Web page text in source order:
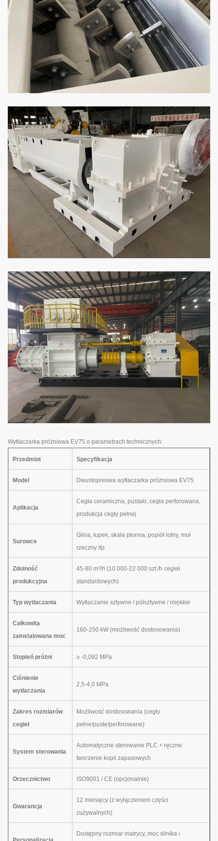
Wytłaczarka próżniowa EV75 o parametrach technicznych:
Przedmiot Specyfikacja
Model Dwustopniowa wytłaczarka próżniowa EV75
Aplikacja
Cegła ceramiczna, pustaki, cegła perforowana,
produkcja cegły pełnej
Surowce
Glina, łupek, skała płonna, popiół lotny, muł
rzeczny itp.
Zdolność
produkcyjna
45-80 m³/h (10 000-22 000 szt./h cegieł
standardowych)
Typ wytłaczania Wytłaczanie sztywne / półsztywne / miękkie
Całkowita
zainstalowana moc
160-250 kW (możliwość dostosowania)
Stopień próżni ≥ -0,092 MPa
Ciśnienie
wytłaczania
2,5-4,0 MPa
Zakres rozmiarów
cegieł
Możliwość dostosowania (cegły
pełne/puste/perforowane)
System sterowania
Automatyczne sterowanie PLC + ręczne
tworzenie kopii zapasowych
Orzecznictwo ISO9001 / CE (opcjonalnie)
Gwarancja
12 miesięcy (z wyłączeniem części
zużywalnych)
Dostępny rozmiar matrycy, moc silnika i